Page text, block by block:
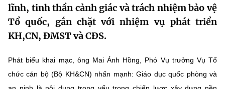
Sở Khoa học và Công nghệ
Chuyển đổi số
Bưu chính, Viễn thông
Sở hữu trí tuệ
Văn bản QPPL
Văn bản chỉ đạo điều hành
Lấy ý kiến người dân về dự thảo VBQPPL
MST IOFFICE
THỐNG KÊ
Khoa học và Công nghệ
Multimedia
THƯ ĐIỆN TỬ
lĩnh, tinh thần cảnh giác và trách nhiệm bảo vệ
Tổ quốc, gắn chặt với nhiệm vụ phát triển
KH,CN, ĐMST và CĐS.
Phát biểu khai mạc, ông Mai Ánh Hồng, Phó Vụ trưởng Vụ Tổ
chức cán bộ (Bộ KH&CN) nhấn mạnh: Giáo dục quốc phòng và